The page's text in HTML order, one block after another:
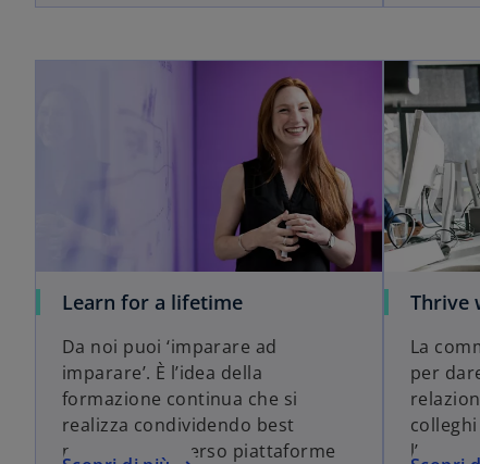
Learn for a lifetime
Da noi puoi ‘imparare ad
imparare’. È l’idea della
formazione continua che si
realizza condividendo best
practice attraverso piattaforme
Thrive
La
per